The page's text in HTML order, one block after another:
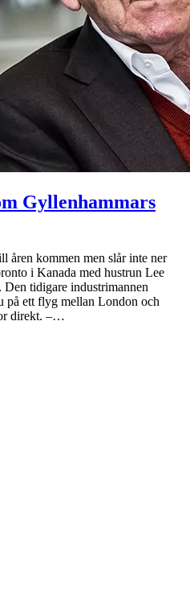
Gyllenhammars
åren kommen men slår inte ner
i Kanada med hustrun Lee
tidigare industrimannen
på ett flyg mellan London och
direkt. –…